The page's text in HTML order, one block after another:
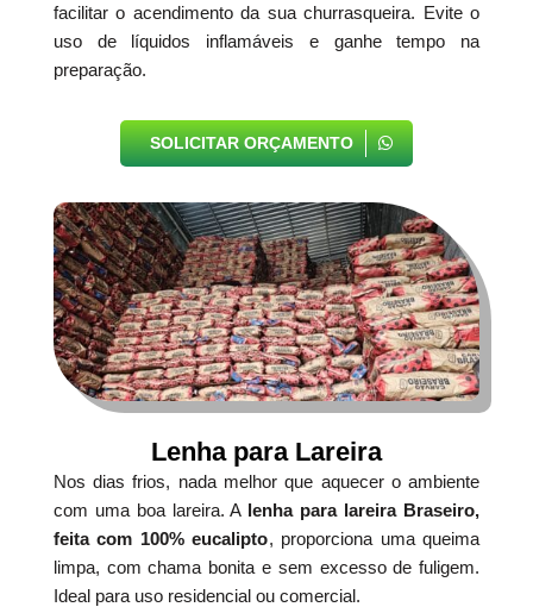
facilitar o acendimento da sua churrasqueira. Evite o
uso de líquidos inflamáveis e ganhe tempo na
preparação.
SOLICITAR ORÇAMENTO
Lenha para Lareira
Nos dias frios, nada melhor que aquecer o ambiente
com uma boa lareira. A lenha para lareira Braseiro,
feita com 100% eucalipto, proporciona uma queima
limpa, com chama bonita e sem excesso de fuligem.
Ideal para uso residencial ou comercial.